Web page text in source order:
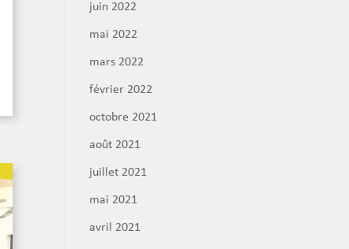
juin 2022
mai 2022
mars 2022
février 2022
octobre 2021
août 2021
juillet 2021
mai 2021
avril 2021